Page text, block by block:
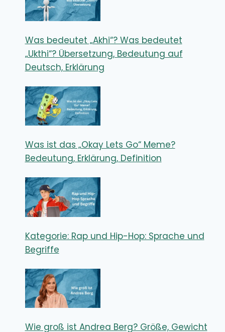
Was bedeutet „Akhi“? Was bedeutet
„Ukthi“? Übersetzung, Bedeutung auf
Deutsch, Erklärung
Was ist das „Okay Lets Go“ Meme?
Bedeutung, Erklärung, Definition
Kategorie: Rap und Hip-Hop: Sprache und
Begriffe
Wie groß ist Andrea Berg? Größe, Gewicht